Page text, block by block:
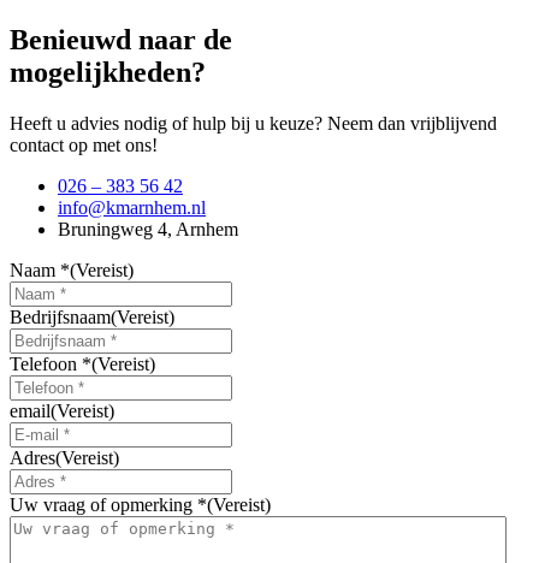
Benieuwd naar de
mogelijkheden?
Heeft u advies nodig of hulp bij u keuze? Neem dan vrijblijvend
contact op met ons!
026 – 383 56 42
info@kmarnhem.nl
Bruningweg 4, Arnhem
Naam *(Vereist)
Bedrijfsnaam(Vereist)
Telefoon *(Vereist)
email(Vereist)
Adres(Vereist)
Uw vraag of opmerking *(Vereist)